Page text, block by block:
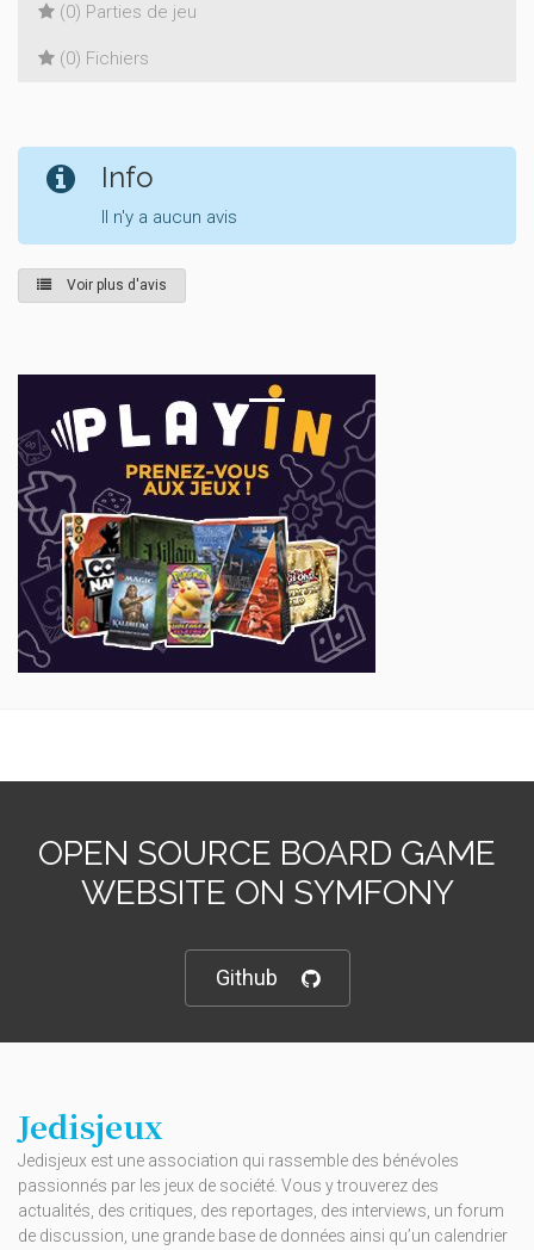
(0) Parties de jeu
(0) Fichiers
Info
Il n'y a aucun avis
Voir plus d'avis
OPEN SOURCE BOARD GAME
WEBSITE ON SYMFONY
Github
Jedisjeux
Jedisjeux est une association qui rassemble des bénévoles
passionnés par les jeux de société. Vous y trouverez des
actualités, des critiques, des reportages, des interviews, un forum
de discussion, une grande base de données ainsi qu’un calendrier